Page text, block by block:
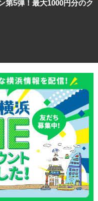
第5弾！最大1000円分のク